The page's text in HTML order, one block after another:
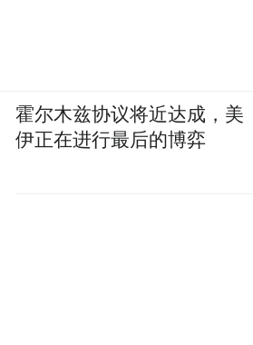
霍尔木兹协议将近达成，美
伊正在进行最后的博弈